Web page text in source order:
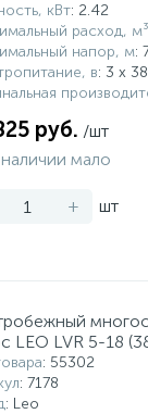
кВт: 2.42
расход,
напор, м:
в: 3 х
руб. /шт
мало
+ шт
LEO LVR 5-18
: 55302
: 7178
: Leo